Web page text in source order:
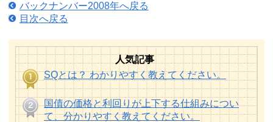
バックナンバー2008年へ戻る
目次へ戻る
人気記事
SQとは？ わかりやすく教えてください。
国債の価格と利回りが上下する仕組みについ
て、分かりやすく教えてください。